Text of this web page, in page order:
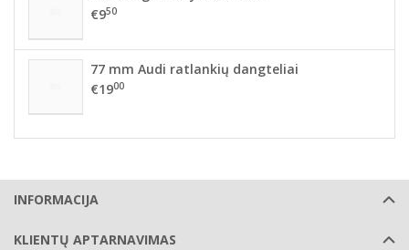
€950
77 mm Audi ratlankių dangteliai
€1900
INFORMACIJA
KLIENTŲ APTARNAVIMAS